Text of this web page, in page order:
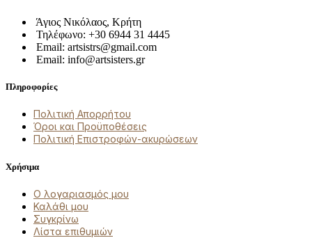
Άγιος Νικόλαος, Κρήτη
Τηλέφωνο: +30 6944 31 4445
Email: artsistrs@gmail.com
Email: info@artsisters.gr
Πληροφορίες
Πολιτική Απορρήτου
Όροι και Προϋποθέσεις
Πολιτική Επιστροφών-ακυρώσεων
Χρήσιμα
Ο λογαριασμός μου
Καλάθι μου
Συγκρίνω
Λίστα επιθυμιών